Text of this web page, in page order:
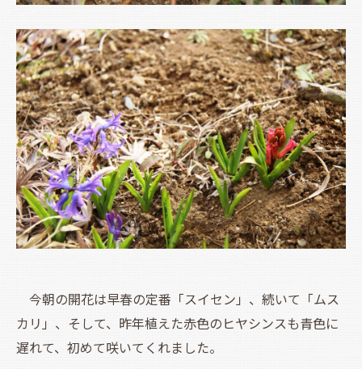
今朝の開花は早春の定番「スイセン」、続いて「ムス
カリ」、そして、昨年植えた赤色のヒヤシンスも青色に
遅れて、初めて咲いてくれました。